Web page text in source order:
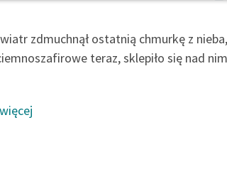
literatury do słuchania dla
uczennic i uczniów z
niepełnosprawnościami
zdmuchnął ostatnią chmurkę z nieba,
teraz, sklepiło się nad